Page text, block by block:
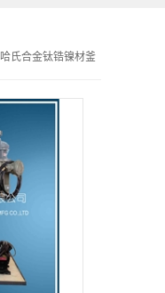
哈氏合金钛锆镍材釜